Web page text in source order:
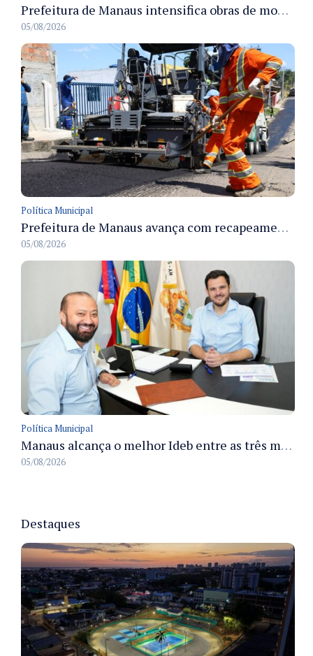
Prefeitura de Manaus intensifica obras de modernização no viaduto Miguel Arraes para ampliar segurança e acessibilidade na região
05/08/2026
Política Municipal
Prefeitura de Manaus avança com recapeamento no Parque Rio Solimões e cobre cerca de 30 ruas
05/08/2026
Política Municipal
Manaus alcança o melhor Ideb entre as três maiores redes municipais do país em 2025 com avanço na aprendizagem
05/08/2026
Destaques